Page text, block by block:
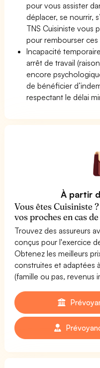
pour vous assister
déplacer, se nourrir,
TNS Cuisiniste vous
pour rembourser ces
Incapacité
arrêt de travail
encore
de bénéficier
respectant le délai
À partir
Vous êtes Cuisiniste
vos proches en cas
Trouvez des assureurs
conçus pour l'exercice
Obtenez les meilleurs
construites et adaptées
(famille ou pas, revenus